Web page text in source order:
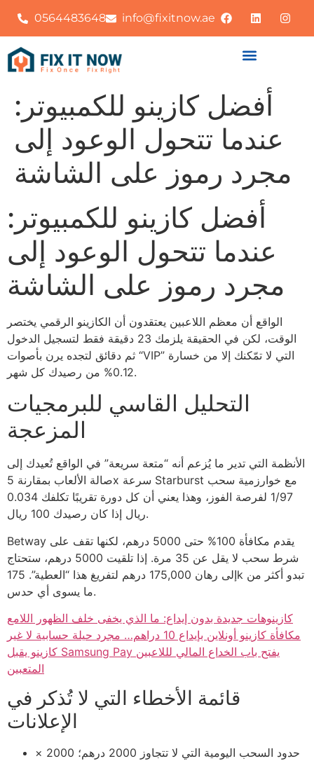
0564483648 info@fixitnow.ae
أفضل كازينو للكمبيوتر:
عندما تتحول الوعود إلى
مجرد رموز على الشاشة
أفضل كازينو للكمبيوتر:
عندما تتحول الوعود إلى
مجرد رموز على الشاشة
الواقع أن معظم اللاعبين يعتقدون أن الكازينو الرقمي يختصر
الوقت، لكن في الحقيقة يلزمك 23 دقيقة فقط لتسجيل الدخول
ثم دقائق لتجده يرن بأصوات “VIP” التي لا تمّكنك إلا من خسارة
0.12% من رصيدك كل شهر.
التحليل القاسي للبرمجيات
المزعجة
الأنظمة التي تدير ما يُزعم أنه “متعة سريعة” في الواقع تُعيدك إلى
صالة الألعاب بمقارنة 5x سرعة Starburst مع خوارزمية سحب
1/97 لفرصة الفوز، وهذا يعني أن كل دورة تقريبًا تكلفك 0.034
ريال إذا كان رصيدك 100 ريال.
Betway يقدم مكافأة 100% حتى 5000 درهم، لكنها تقف على
شرط سحب لا يقل عن 35 مرة. إذا تلقيت 5000 درهم، ستحتاج
إلى رهان 175,000 درهم لتفريغ هذا “العطية”. 175k تبدو أكثر من
ما يسوى أي حدس.
كازينوهات جديدة بدون إيداع: ما الذي يخفى خلف الظهور اللامع
مكافأة كازينو أونلاين بإيداع 10 دراهم… مجرد حيلة حسابية لا غير
كازينو يقبل Samsung Pay يفتح باب الخداع المالي لللاعبين
المتعبين
قائمة الأخطاء التي لا تُذكر في
الإعلانات
حدود السحب اليومية التي لا تتجاوز 2000 درهم؛ 2000 ×